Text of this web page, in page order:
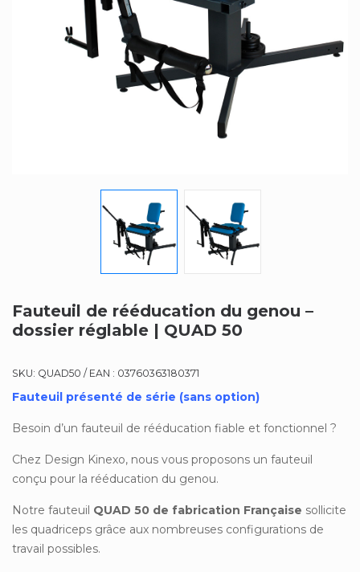
Fauteuil de rééducation du genou –
dossier réglable | QUAD 50
SKU: QUAD50 / EAN : 03760363180371
Fauteuil présenté de série (sans option)
Besoin d’un fauteuil de rééducation fiable et fonctionnel ?
Chez Design Kinexo, nous vous proposons un fauteuil
conçu pour la rééducation du genou.
Notre fauteuil QUAD 50 de fabrication Française sollicite
les quadriceps grâce aux nombreuses configurations de
travail possibles.